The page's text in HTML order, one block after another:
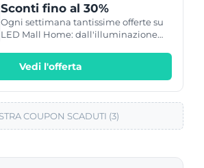
Sconti fino al 30%
Ogni settimana tantissime offerte su
LED Mall Home: dall'illuminazione
Vedi l'offerta
COUPON SCADUTI (3)